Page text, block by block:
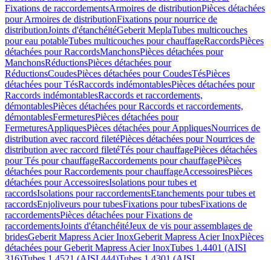
Fixations de raccordementsArmoires de distributionPièces détachées
pour Armoires de distributionFixations pour nourrice de
distributionJoints d'étanchéitéGeberit MeplaTubes multicouches
pour eau potableTubes multicouches pour chauffageRaccordsPièces
détachées pour RaccordsManchonsPièces détachées pour
ManchonsRéductionsPièces détachées pour
RéductionsCoudesPièces détachées pour CoudesTésPièces
détachées pour TésRaccords indémontablesPièces détachées pour
Raccords indémontablesRaccords et raccordements,
démontablesPièces détachées pour Raccords et raccordements,
démontablesFermeturesPièces détachées pour
FermeturesAppliquesPièces détachées pour AppliquesNourrices de
distribution avec raccord filetéPièces détachées pour Nourrices de
distribution avec raccord filetéTés pour chauffagePièces détachées
pour Tés pour chauffageRaccordements pour chauffagePièces
détachées pour Raccordements pour chauffageAccessoiresPièces
détachées pour AccessoiresIsolations pour tubes et
raccordsIsolations pour raccordementsEtanchements pour tubes et
raccordsEnjoliveurs pour tubesFixations pour tubesFixations de
raccordementsPièces détachées pour Fixations de
raccordementsJoints d'étanchéitéJeux de vis pour assemblages de
bridesGeberit Mapress Acier InoxGeberit Mapress Acier InoxPièces
détachées pour Geberit Mapress Acier InoxTubes 1.4401 (AISI